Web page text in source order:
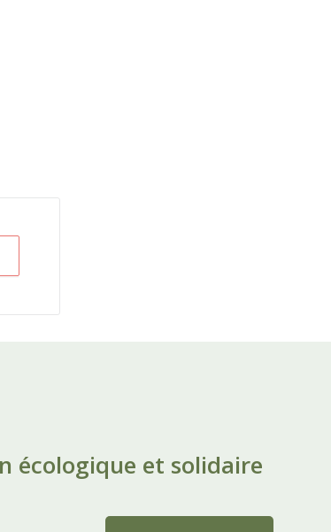
écologique et solidaire